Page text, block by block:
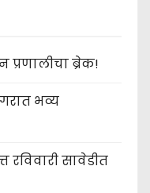
प्रणालीचा ब्रेक!
भव्य
रविवारी सावेडीत